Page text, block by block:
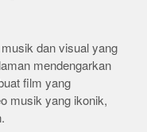
dan visual yang
mendengarkan
film yang
musik yang ikonik,